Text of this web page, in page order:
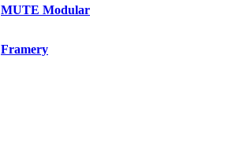
MUTE Modular
Framery